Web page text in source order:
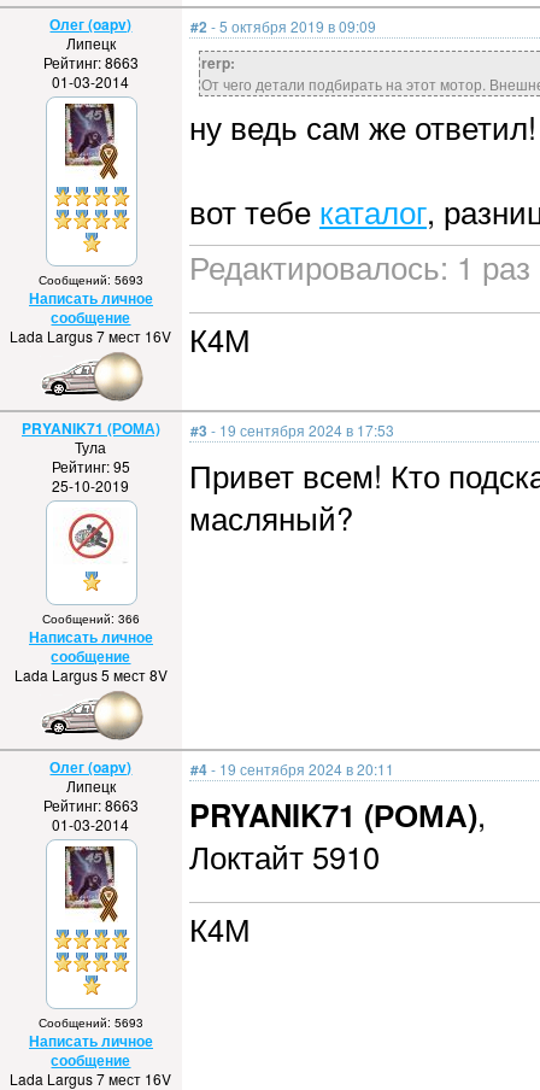
Олег (oapv)
Липецк
Рейтинг: 8663
01-03-2014
Сообщений: 5693
Написать личное
сообщение
Lada Largus 7 мест 16V
#2 - 5 октября 2019 в 09:09
rerp:
От чего детали подбирать на этот мотор.
ну ведь сам же ответил!
вот тебе каталог,
Редактировалось: 1
К4М
PRYANIK71 (РОМА)
Тула
Рейтинг: 95
25-10-2019
Сообщений: 366
Написать личное
сообщение
Lada Largus 5 мест 8V
#3 - 19 сентября 2024 в 17:53
Привет всем! Кто
масляный?
Олег (oapv)
Липецк
Рейтинг: 8663
01-03-2014
Сообщений: 5693
Написать личное
сообщение
Lada Largus 7 мест 16V
#4- 19 сентября 2024 в 20:11
PRYANIK71 (РОМА),
Локтайт 5910
К4М